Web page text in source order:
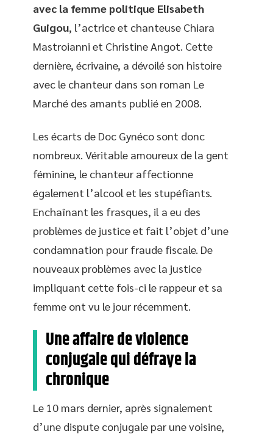
avec la femme politique Elisabeth
Guigou, l’actrice et chanteuse Chiara
Mastroianni et Christine Angot. Cette
dernière, écrivaine, a dévoilé son histoire
avec le chanteur dans son roman Le
Marché des amants publié en 2008.
Les écarts de Doc Gynéco sont donc
nombreux. Véritable amoureux de la gent
féminine, le chanteur affectionne
également l’alcool et les stupéfiants.
Enchaînant les frasques, il a eu des
problèmes de justice et fait l’objet d’une
condamnation pour fraude fiscale. De
nouveaux problèmes avec la justice
impliquant cette fois-ci le rappeur et sa
femme ont vu le jour récemment.
Une affaire de violence
conjugale qui défraye la
chronique
Le 10 mars dernier, après signalement
d’une dispute conjugale par une voisine,